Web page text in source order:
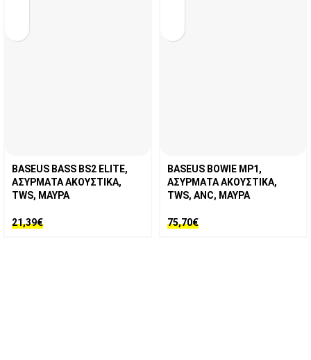
BASEUS BASS BS2 ELITE,
ΑΣΥΡΜΑΤΑ ΑΚΟΥΣΤΙΚΑ,
TWS, ΜΑΥΡΑ
21,39€
BASEUS BOWIE MP1,
ΑΣΥΡΜΑΤΑ ΑΚΟΥΣΤΙΚΑ,
TWS, ANC, ΜΑΥΡΑ
75,70€